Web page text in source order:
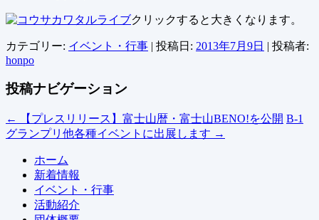
クリックすると大きくなります。
カテゴリー: イベント・行事 | 投稿日: 2013年7月9日 | 投稿者:
honpo
投稿ナビゲーション
← 【プレスリリース】富士山暦・富士山BENO!を公開 B-1
グランプリ他各種イベントに出展します →
ホーム
新着情報
イベント・行事
活動紹介